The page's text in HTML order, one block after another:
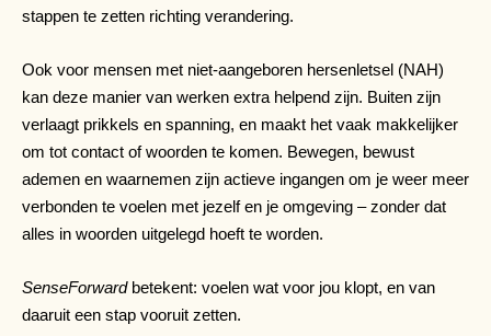
stappen te zetten richting verandering.
Ook voor mensen met niet-aangeboren hersenletsel (NAH)
kan deze manier van werken extra helpend zijn. Buiten zijn
verlaagt prikkels en spanning, en maakt het vaak makkelijker
om tot contact of woorden te komen. Bewegen, bewust
ademen en waarnemen zijn actieve ingangen om je weer meer
verbonden te voelen met jezelf en je omgeving – zonder dat
alles in woorden uitgelegd hoeft te worden.
SenseForward betekent: voelen wat voor jou klopt, en van
daaruit een stap vooruit zetten.